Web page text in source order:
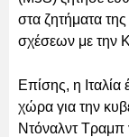
στα ζητήματα
σχέσεων με την
Επίσης, η Ιταλία
χώρα για την
Ντόναλντ Τραμπ